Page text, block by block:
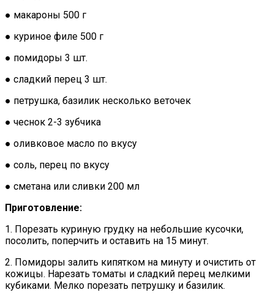
● макароны 500 г
● куриное филе 500 г
● помидоры 3 шт.
● сладкий перец 3 шт.
● петрушка, базилик несколько веточек
● чеснок 2-3 зубчика
● оливковое масло по вкусу
● соль, перец по вкусу
● сметана или сливки 200 мл
Приготовление:
1. Порезать куриную грудку на небольшие кусочки,
посолить, поперчить и оставить на 15 минут.
2. Помидоры залить кипятком на минуту и очистить от
кожицы. Нарезать томаты и сладкий перец мелкими
кубиками. Мелко порезать петрушку и базилик.